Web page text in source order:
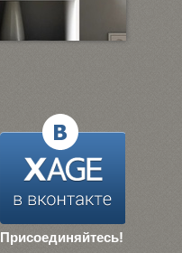
Присоединяйтесь!